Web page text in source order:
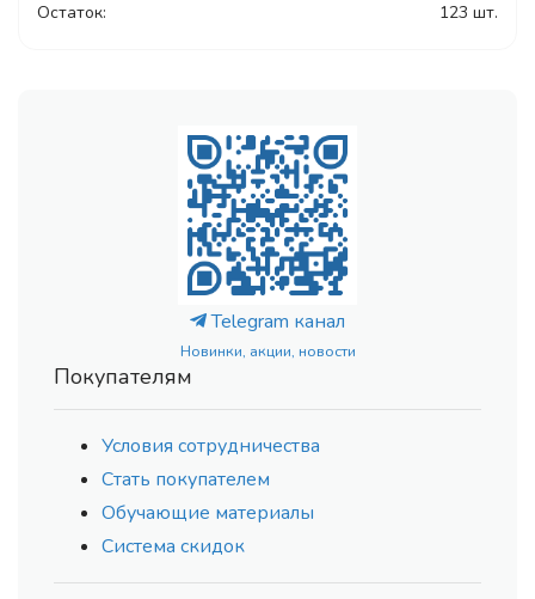
Остаток:
123 шт.
Telegram канал
Новинки, акции, новости
Покупателям
Условия сотрудничества
Стать покупателем
Обучающие материалы
Система скидок